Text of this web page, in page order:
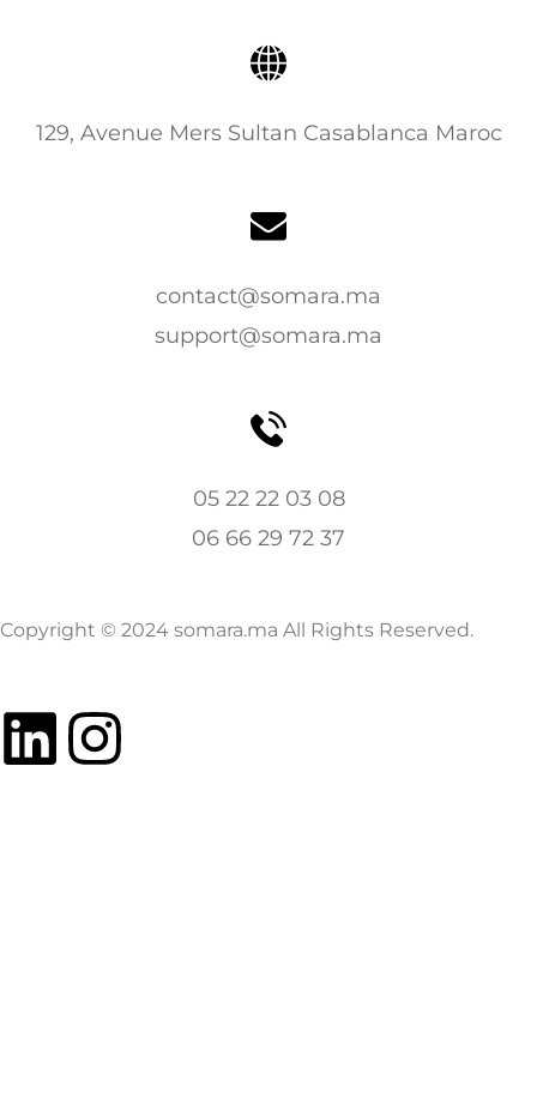
129, Avenue Mers Sultan Casablanca Maroc
contact@somara.ma
support@somara.ma
05 22 22 03 08
06 66 29 72 37
Copyright © 2024 somara.ma All Rights Reserved.